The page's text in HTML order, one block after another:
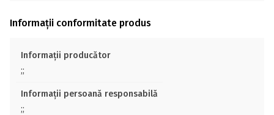
Informații conformitate produs
Informații producător
;;
Informații persoană responsabilă
;;